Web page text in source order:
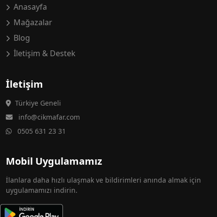
Anasayfa
Mağazalar
Blog
İletişim & Destek
İletişim
Türkiye Geneli
info@cikmafar.com
0505 631 23 31
Mobil Uygulamamız
İlanlara daha hızlı ulaşmak ve bildirimleri anında almak için
uygulamamızı indirin.